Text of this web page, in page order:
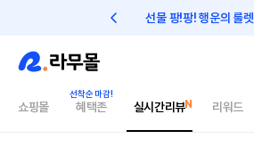
선물 팡!팡! 행운의 룰렛
쇼핑몰 혜택존 실시간리뷰 리워드